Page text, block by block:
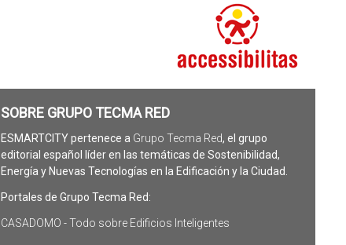
SOBRE GRUPO TECMA RED
ESMARTCITY pertenece a Grupo Tecma Red, el grupo
editorial español líder en las temáticas de Sostenibilidad,
Energía y Nuevas Tecnologías en la Edificación y la Ciudad.
Portales de Grupo Tecma Red:
CASADOMO - Todo sobre Edificios Inteligentes